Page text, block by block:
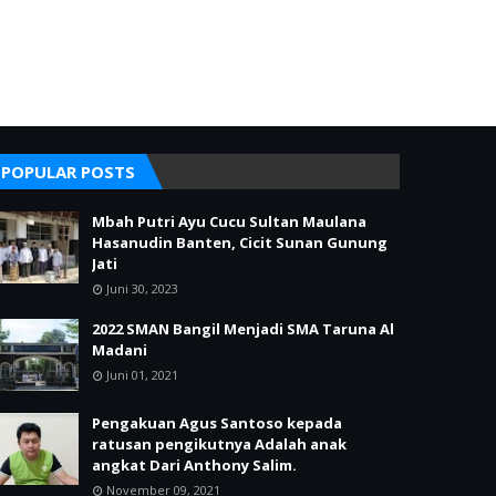
POPULAR POSTS
Mbah Putri Ayu Cucu Sultan Maulana
Hasanudin Banten, Cicit Sunan Gunung
Jati
Juni 30, 2023
2022 SMAN Bangil Menjadi SMA Taruna Al
Madani
Juni 01, 2021
Pengakuan Agus Santoso kepada
ratusan pengikutnya Adalah anak
angkat Dari Anthony Salim.
November 09, 2021